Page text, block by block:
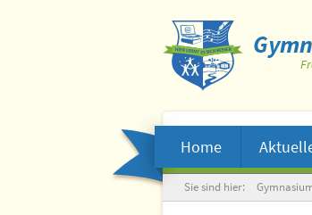
Home
Suche
Sie sind hier: